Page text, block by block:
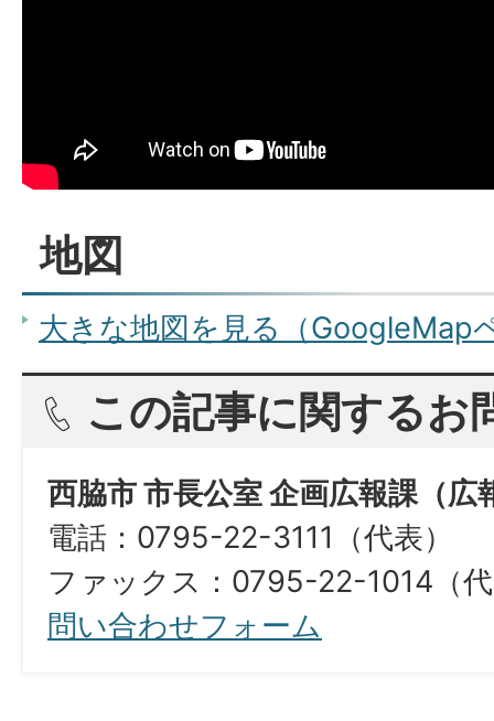
地図
大きな地図を見る（GoogleMap
この記事に関するお
西脇市 市長公室 企画広報課（広
電話：0795-22-3111（代表）
ファックス：0795-22-1014（
問い合わせフォーム